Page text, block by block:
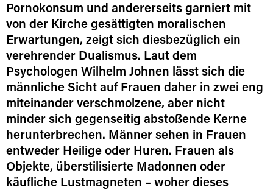
Pornokonsum und andererseits garniert mit
von der Kirche gesättigten moralischen
Erwartungen, zeigt sich diesbezüglich ein
verehrender Dualismus. Laut dem
Psychologen Wilhelm Johnen lässt sich die
männliche Sicht auf Frauen daher in zwei eng
miteinander verschmolzene, aber nicht
minder sich gegenseitig abstoßende Kerne
herunterbrechen. Männer sehen in Frauen
entweder Heilige oder Huren. Frauen als
Objekte, überstilisierte Madonnen oder
käufliche Lustmagneten – woher dieses